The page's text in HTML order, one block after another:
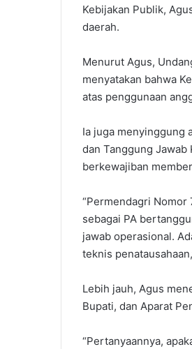
Kebijakan Publik,
daerah.
Menurut Agus,
menyatakan bahwa
atas penggunaan
Ia juga menyinggung
dan Tanggung Jawab
berkewajiban
“Permendagri Nomor
sebagai PA
jawab operasional.
teknis
Lebih jauh, Agus
Bupati, dan Aparat
“Pertanyaannya,